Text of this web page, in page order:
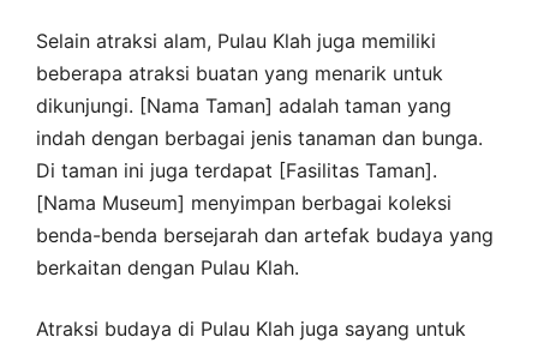
Selain atraksi alam, Pulau Klah juga memiliki
beberapa atraksi buatan yang menarik untuk
dikunjungi. [Nama Taman] adalah taman yang
indah dengan berbagai jenis tanaman dan bunga.
Di taman ini juga terdapat [Fasilitas Taman].
[Nama Museum] menyimpan berbagai koleksi
benda-benda bersejarah dan artefak budaya yang
berkaitan dengan Pulau Klah.
Atraksi budaya di Pulau Klah juga sayang untuk